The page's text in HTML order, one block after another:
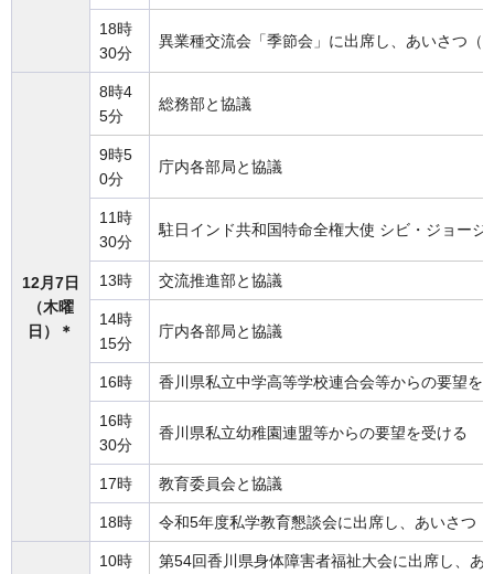
18時
30分
異業種交流会「季節会」に出席し、あいさつ（
12月7日
（木曜
日）＊
8時4
5分
総務部と協議
9時5
0分
庁内各部局と協議
11時
30分
駐日インド共和国特命全権大使 シビ・ジョージ
13時 交流推進部と協議
14時
15分
庁内各部局と協議
16時 香川県私立中学高等学校連合会等からの要望を
16時
30分
香川県私立幼稚園連盟等からの要望を受ける
17時 教育委員会と協議
18時 令和5年度私学教育懇談会に出席し、あいさつ
10時 第54回香川県身体障害者福祉大会に出席し、あ